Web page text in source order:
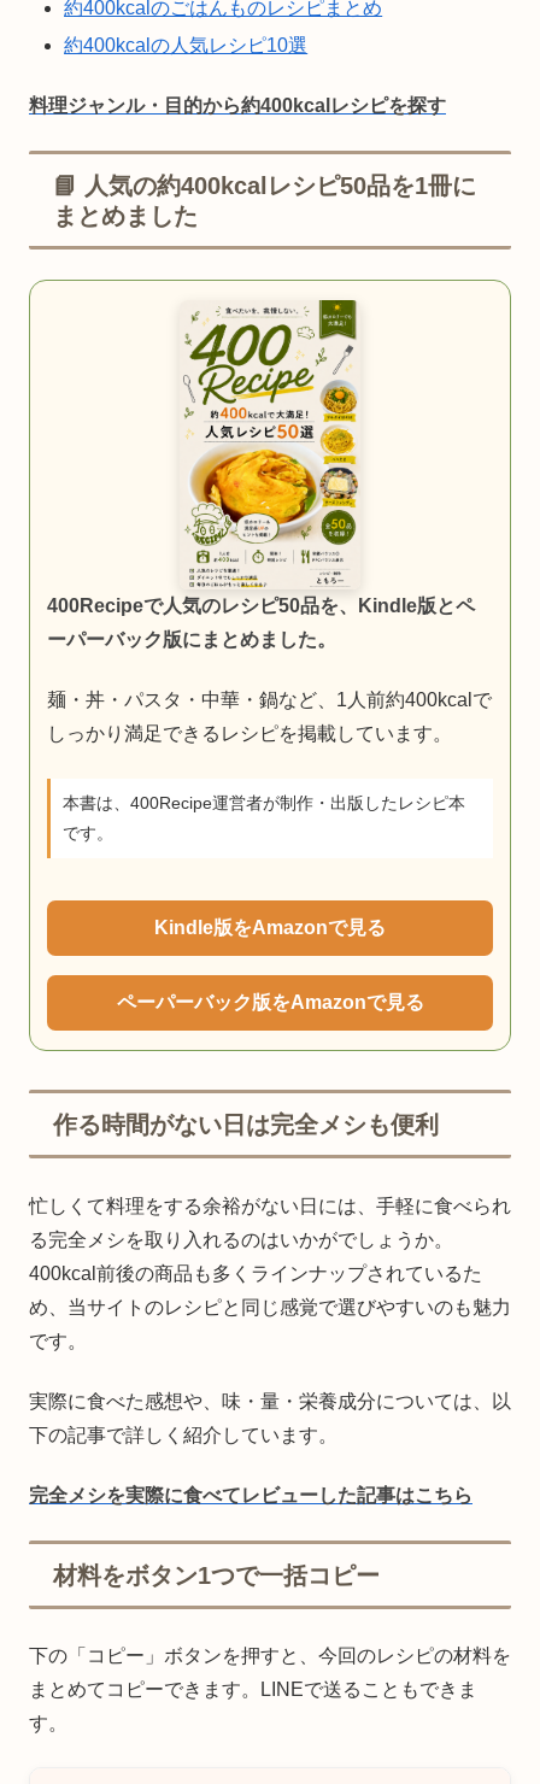
約400kcalのごはんものレシピまとめ
約400kcalの人気レシピ10選
料理ジャンル・目的から約400kcalレシピを探す
📘 人気の約400kcalレシピ50品を1冊に
まとめました
400Recipeで人気のレシピ50品を、Kindle版とペ
ーパーバック版にまとめました。
麺・丼・パスタ・中華・鍋など、1人前約400kcalで
しっかり満足できるレシピを掲載しています。
本書は、400Recipe運営者が制作・出版したレシピ本
です。
Kindle版をAmazonで見る
ペーパーバック版をAmazonで見る
作る時間がない日は完全メシも便利
忙しくて料理をする余裕がない日には、手軽に食べられ
る完全メシを取り入れるのはいかがでしょうか。
400kcal前後の商品も多くラインナップされているた
め、当サイトのレシピと同じ感覚で選びやすいのも魅力
です。
実際に食べた感想や、味・量・栄養成分については、以
下の記事で詳しく紹介しています。
完全メシを実際に食べてレビューした記事はこちら
材料をボタン1つで一括コピー
下の「コピー」ボタンを押すと、今回のレシピの材料を
まとめてコピーできます。LINEで送ることもできま
す。